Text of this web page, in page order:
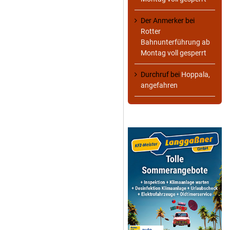
Der Anmerker bei
Rotter
Bahnunterführung ab
Montag voll gesperrt
Durchruf bei Hoppala,
angefahren